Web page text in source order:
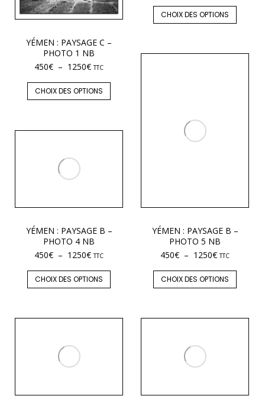
CHOIX DES OPTIONS
YÉMEN : PAYSAGE C –
PHOTO 1 NB
450€ – 1250€ TTC
CHOIX DES OPTIONS
YÉMEN : PAYSAGE B –
PHOTO 5 NB
450€ – 1250€ TTC
CHOIX DES OPTIONS
YÉMEN : PAYSAGE B –
PHOTO 4 NB
450€ – 1250€ TTC
CHOIX DES OPTIONS